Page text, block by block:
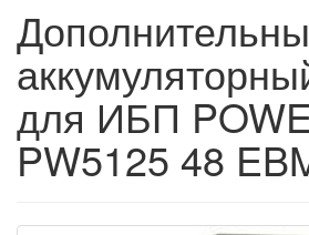
для ИБП
PW5125 48